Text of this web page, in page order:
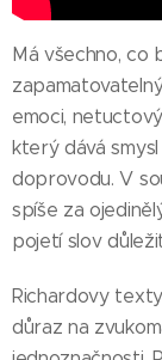
Má všechno, co
emoci,
který dává
doprovodu. V
spíše za
pojetí slov
Richardovy
důraz na